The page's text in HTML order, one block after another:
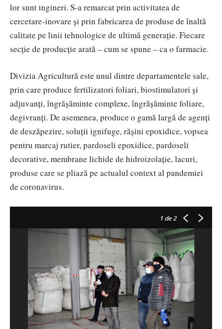
lor sunt ingineri. S-a remarcat prin activitatea de
cercetare-inovare și prin fabricarea de produse de înaltă
calitate pe linii tehnologice de ultimă generație. Fiecare
secție de producție arată – cum se spune – ca o farmacie.
Divizia Agricultură este unul dintre departamentele sale,
prin care produce fertilizatori foliari, biostimulatori și
adjuvanți, îngrășăminte complexe, îngrășăminte foliare,
degivranți. De asemenea, produce o gamă largă de agenți
de deszăpezire, soluții ignifuge, rășini epoxidice, vopsea
pentru marcaj rutier, pardoseli epoxidice, pardoseli
decorative, membrane lichide de hidroizolație, lacuri,
produse care se pliază pe actualul context al pandemiei
de coronavirus.
1 de 2